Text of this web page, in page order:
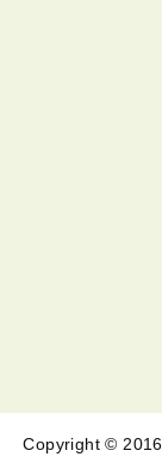
Copyright ©